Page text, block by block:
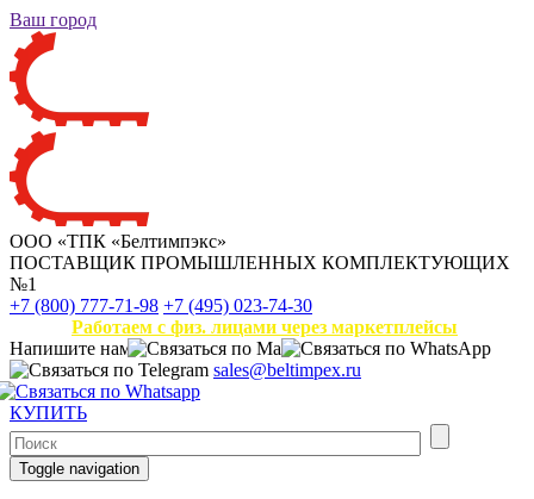
Ваш город
ООО «ТПК «Белтимпэкс»
ПОСТАВЩИК ПРОМЫШЛЕННЫХ КОМПЛЕКТУЮЩИХ
№1
+7 (800) 777-71-98 +7 (495) 023-74-30
Работаем с физ. лицами через маркетплейсы
Напишите нам
sales@beltimpex.ru
КУПИТЬ
Toggle navigation